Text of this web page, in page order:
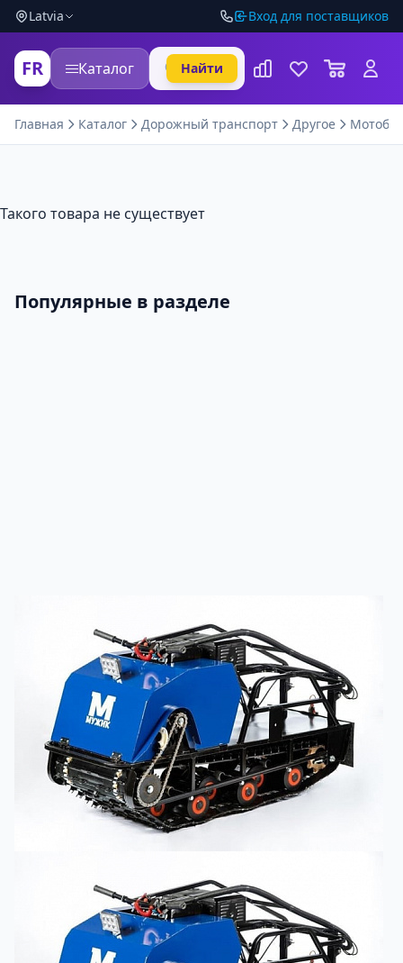
Latvia Вход для поставщиков
FR Каталог Найти
Главная Каталог Дорожный транспорт Другое
Такого товара не существует
Популярные в разделе